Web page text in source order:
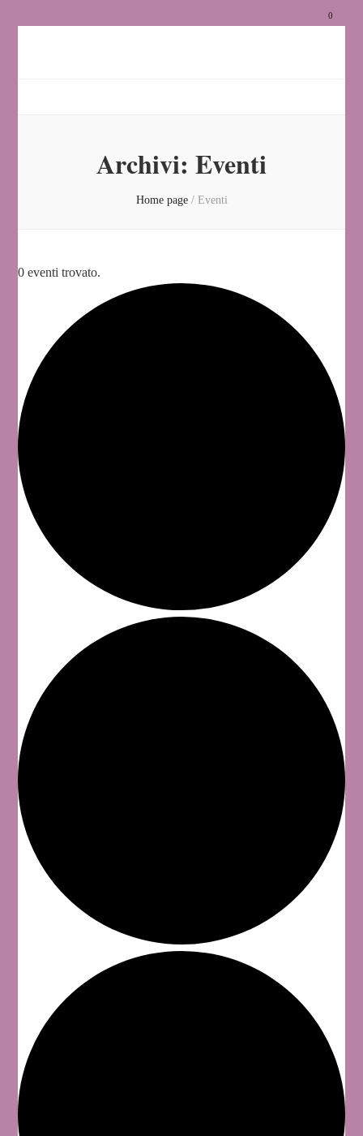
0
Archivi: Eventi
Home page / Eventi
0 eventi trovato.